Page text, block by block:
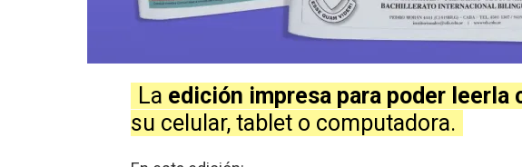
La edición impresa para poder leerla
su celular, tablet o computadora.